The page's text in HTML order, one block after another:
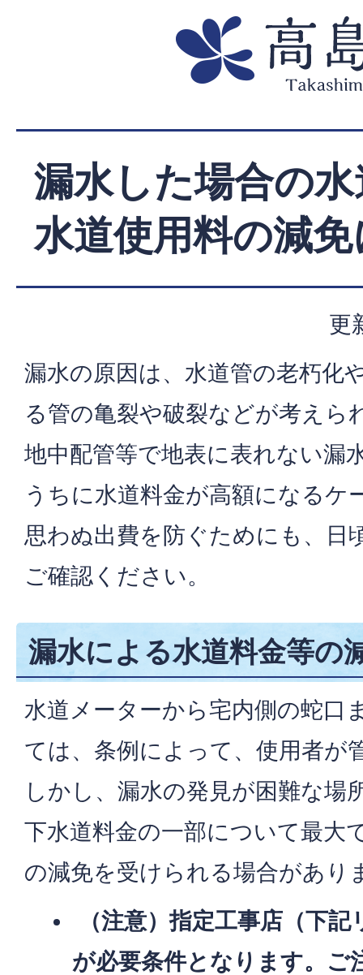
漏水した場合の
水道使用料の減
更
漏水の原因は、水道管の老朽化
る管の亀裂や破裂などが考えら
地中配管等で地表に表れない漏
うちに水道料金が高額になるケ
思わぬ出費を防ぐためにも、日
ご確認ください。
漏水による水道料金等の
水道メーターから宅内側の蛇口
ては、条例によって、使用者が
しかし、漏水の発見が困難な場
下水道料金の一部について最大
の減免を受けられる場合があり
（注意）指定工事店（下
が必要条件となります。ご